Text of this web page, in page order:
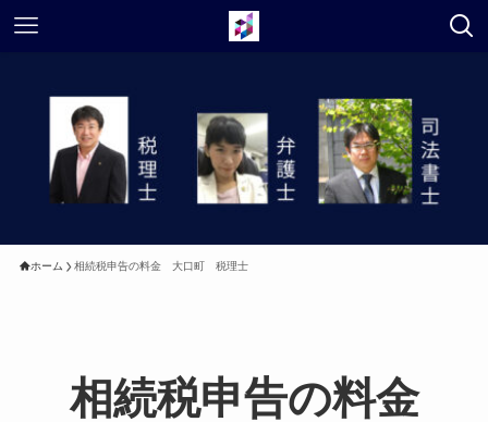
ホーム 相続税申告の料金 大口町 税理士
相続税申告の料金